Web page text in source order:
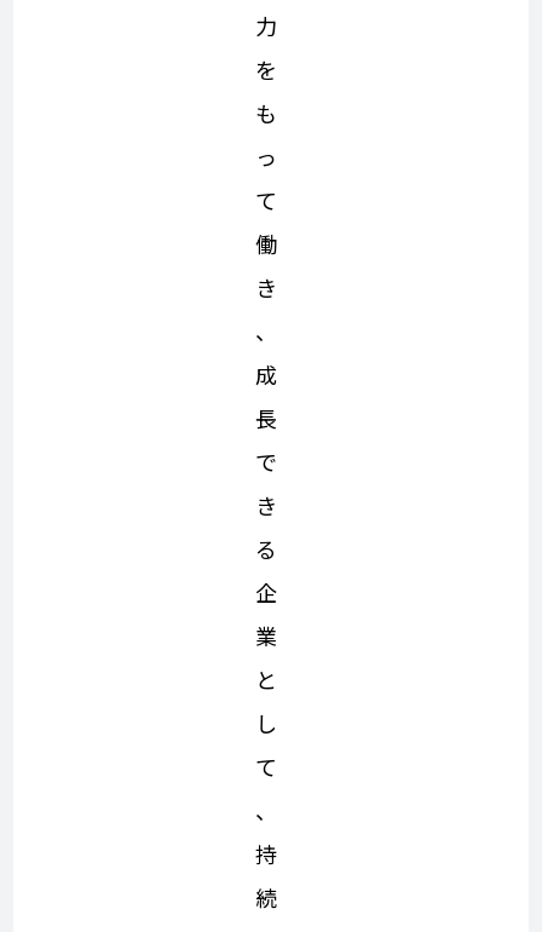
力
を
も
っ
て
働
き
、
成
長
で
き
る
企
業
と
し
て
、
持
続